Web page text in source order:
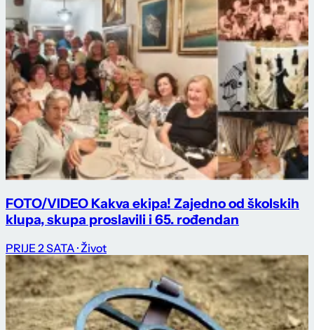
FOTO/VIDEO Kakva ekipa! Zajedno od školskih
klupa, skupa proslavili i 65. rođendan
PRIJE 2 SATA · Život